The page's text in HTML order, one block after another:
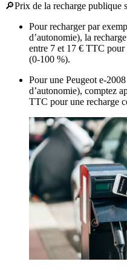
🔎Prix de la recharge publique
Pour recharger par
d’autonomie), la
entre 7 et 17 € TTC pour
(0-100 %).
Pour une Peugeot e-
d’autonomie), comptez
TTC pour une recharge